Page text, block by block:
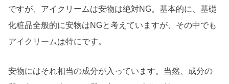
ですが、アイクリームは安物は絶対NG。基本的に、基礎
化粧品全般的に安物はNGと考えていますが、その中でも
アイクリームは特にです。
安物にはそれ相当の成分が入っています。当然、成分の